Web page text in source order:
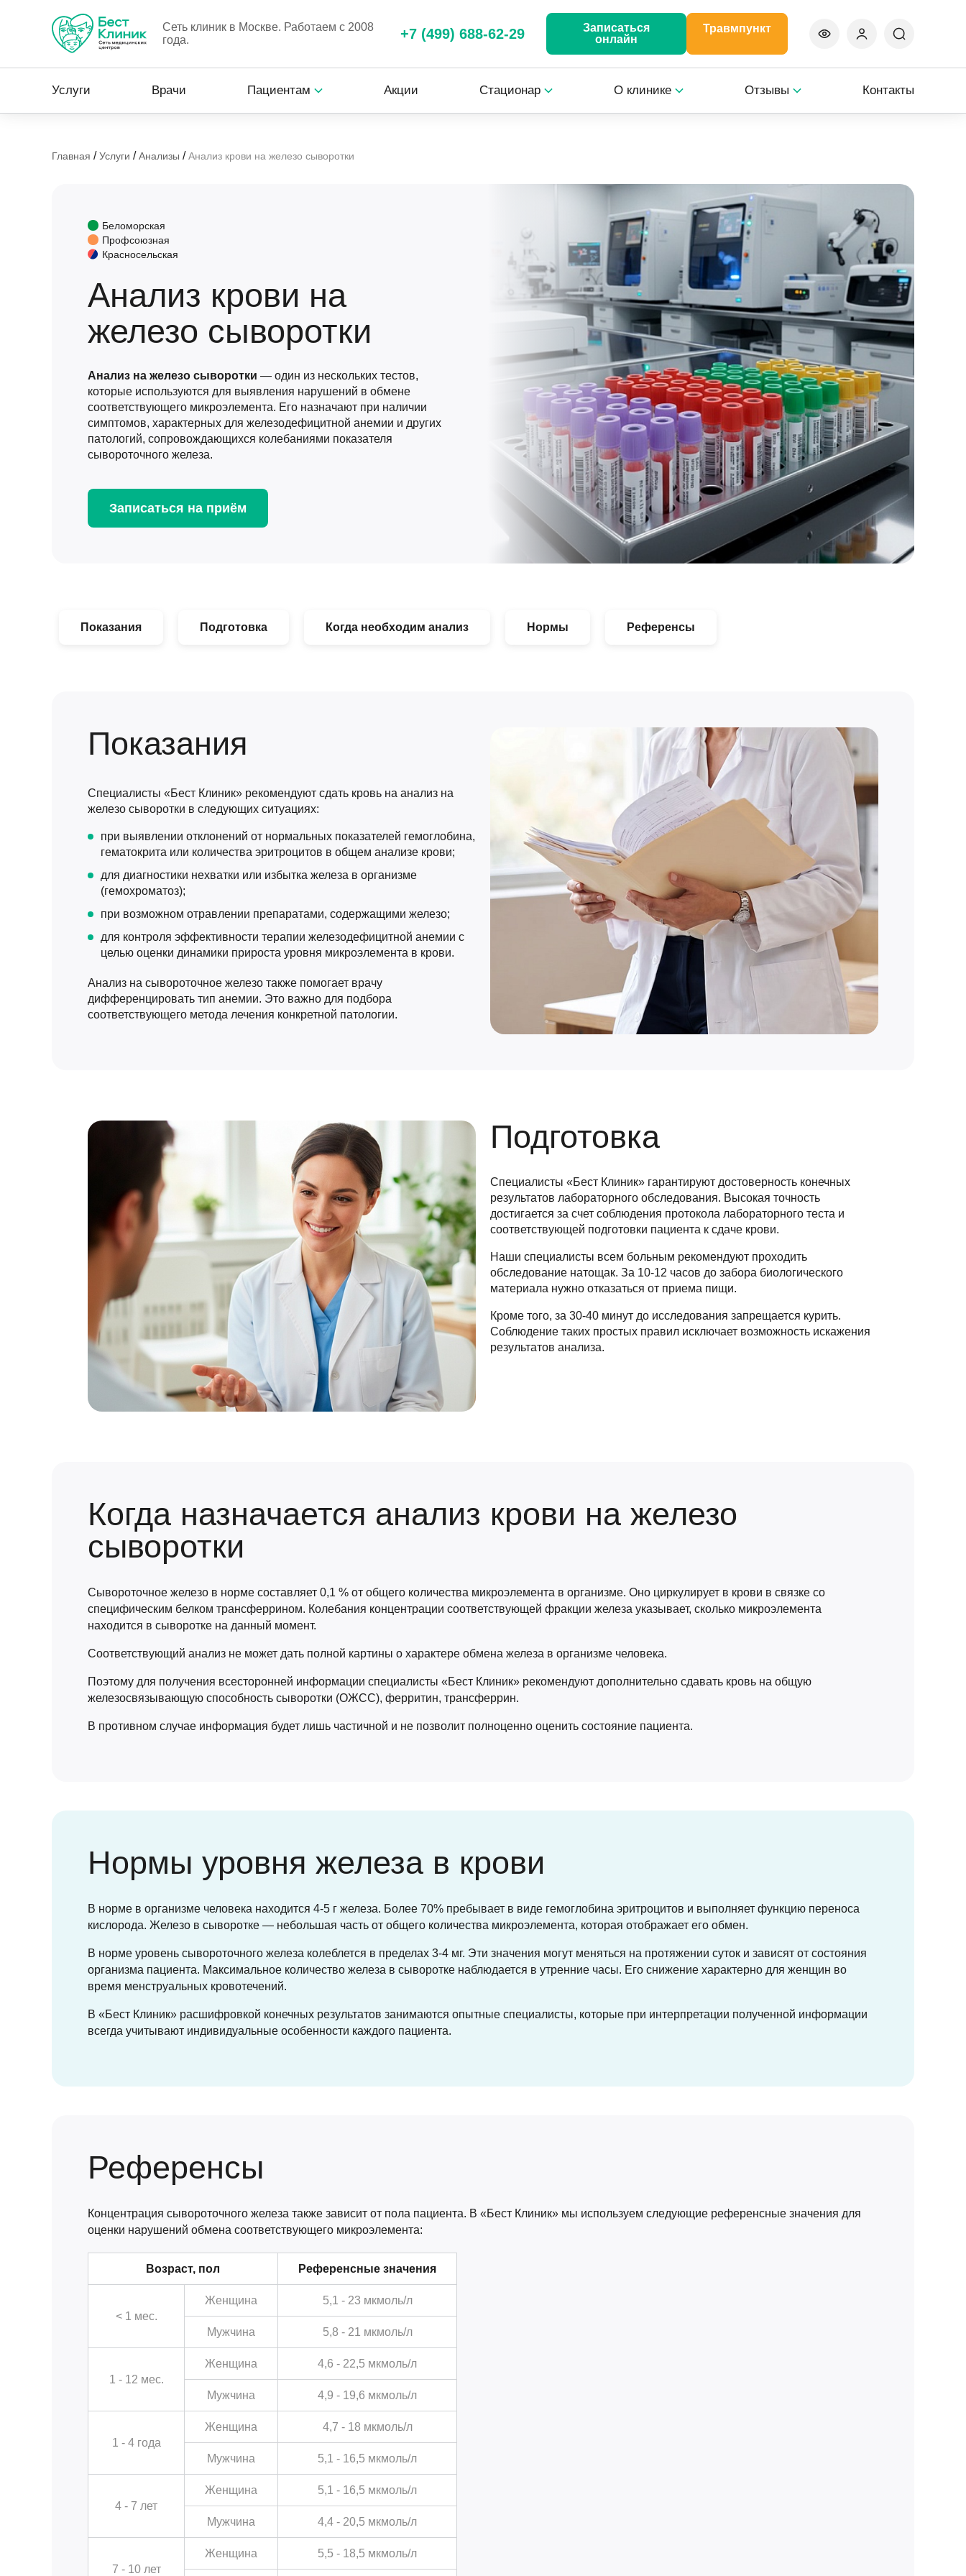
Сеть клиник в Москве. Работаем с 2008
года.
+7 (499) 688-62-29
Записаться
онлайн
Травмпункт
Услуги Врачи Пациентам Акции Стационар О клинике Отзывы Контакты
Главная /Услуги /Анализы /Анализ крови на железо сыворотки
Беломорская
Профсоюзная
Красносельская
Анализ крови на
железо сыворотки
Анализ на железо сыворотки — один из нескольких тестов,
которые используются для выявления нарушений в обмене
соответствующего микроэлемента. Его назначают при наличии
симптомов, характерных для железодефицитной анемии и других
патологий, сопровождающихся колебаниями показателя
сывороточного железа.
Записаться на приём
Показания Подготовка Когда необходим анализ Нормы Референсы
Показания
Специалисты «Бест Клиник» рекомендуют сдать кровь на анализ на
железо сыворотки в следующих ситуациях:
при выявлении отклонений от нормальных показателей гемоглобина,
гематокрита или количества эритроцитов в общем анализе крови;
для диагностики нехватки или избытка железа в организме
(гемохроматоз);
при возможном отравлении препаратами, содержащими железо;
для контроля эффективности терапии железодефицитной анемии с
целью оценки динамики прироста уровня микроэлемента в крови.
Анализ на сывороточное железо также помогает врачу
дифференцировать тип анемии. Это важно для подбора
соответствующего метода лечения конкретной патологии.
Подготовка
Специалисты «Бест Клиник» гарантируют достоверность конечных
результатов лабораторного обследования. Высокая точность
достигается за счет соблюдения протокола лабораторного теста и
соответствующей подготовки пациента к сдаче крови.
Наши специалисты всем больным рекомендуют проходить
обследование натощак. За 10-12 часов до забора биологического
материала нужно отказаться от приема пищи.
Кроме того, за 30-40 минут до исследования запрещается курить.
Соблюдение таких простых правил исключает возможность искажения
результатов анализа.
Когда назначается анализ крови на железо
сыворотки
Сывороточное железо в норме составляет 0,1 % от общего количества микроэлемента в организме. Оно циркулирует в крови в связке со
специфическим белком трансферрином. Колебания концентрации соответствующей фракции железа указывает, сколько микроэлемента
находится в сыворотке на данный момент.
Соответствующий анализ не может дать полной картины о характере обмена железа в организме человека.
Поэтому для получения всесторонней информации специалисты «Бест Клиник» рекомендуют дополнительно сдавать кровь на общую
железосвязывающую способность сыворотки (ОЖСС), ферритин, трансферрин.
В противном случае информация будет лишь частичной и не позволит полноценно оценить состояние пациента.
Нормы уровня железа в крови
В норме в организме человека находится 4-5 г железа. Более 70% пребывает в виде гемоглобина эритроцитов и выполняет функцию переноса
кислорода. Железо в сыворотке — небольшая часть от общего количества микроэлемента, которая отображает его обмен.
В норме уровень сывороточного железа колеблется в пределах 3-4 мг. Эти значения могут меняться на протяжении суток и зависят от состояния
организма пациента. Максимальное количество железа в сыворотке наблюдается в утренние часы. Его снижение характерно для женщин во
время менструальных кровотечений.
В «Бест Клиник» расшифровкой конечных результатов занимаются опытные специалисты, которые при интерпретации полученной информации
всегда учитывают индивидуальные особенности каждого пациента.
Референсы
Концентрация сывороточного железа также зависит от пола пациента. В «Бест Клиник» мы используем следующие референсные значения для
оценки нарушений обмена соответствующего микроэлемента:
Возраст, пол Референсные значения
< 1 мес.
Женщина 5,1 - 23 мкмоль/л
Мужчина 5,8 - 21 мкмоль/л
1 - 12 мес.
Женщина 4,6 - 22,5 мкмоль/л
Мужчина 4,9 - 19,6 мкмоль/л
1 - 4 года
Женщина 4,7 - 18 мкмоль/л
Мужчина 5,1 - 16,5 мкмоль/л
4 - 7 лет
Женщина 5,1 - 16,5 мкмоль/л
Мужчина 4,4 - 20,5 мкмоль/л
7 - 10 лет
Женщина 5,5 - 18,5 мкмоль/л